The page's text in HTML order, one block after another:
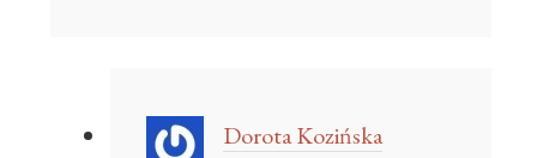
Dorota Kozińska